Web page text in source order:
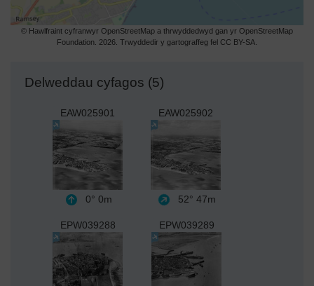
© Hawlfraint cyfranwyr OpenStreetMap a thrwyddedwyd gan yr OpenStreetMap
Foundation. 2026. Trwyddedir y gartograffeg fel CC BY-SA.
Delweddau cyfagos (5)
EAW025901
0° 0m
EAW025902
52° 47m
EPW039288 EPW039289